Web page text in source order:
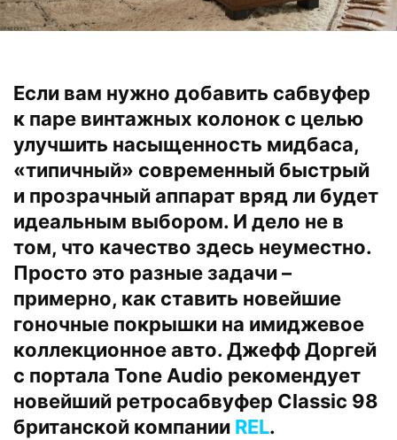
Если вам нужно добавить сабвуфер
к паре винтажных колонок с целью
улучшить насыщенность мидбаса,
«типичный» современный быстрый
и прозрачный аппарат вряд ли будет
идеальным выбором. И дело не в
том, что качество здесь неуместно.
Просто это разные задачи –
примерно, как ставить новейшие
гоночные покрышки на имиджевое
коллекционное авто. Джефф Доргей
с портала Tone Audio рекомендует
новейший ретросабвуфер Classic 98
британской компании REL.